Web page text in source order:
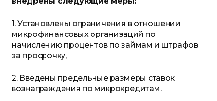
1. Установлены ограничения в отношении
микрофинансовых организаций по
начислению процентов по займам и штрафов
за просрочку,
2. Введены предельные размеры ставок
вознаграждения по микрокредитам.